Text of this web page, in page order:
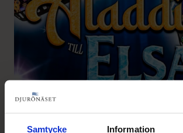
Samtycke Information
Familj Konst & kultur Stora event